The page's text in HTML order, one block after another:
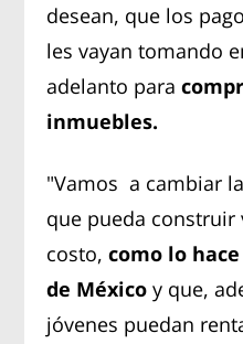
desean, que los
les vayan tomando
adelanto para
inmuebles.
"Vamos a cambiar
que pueda construir
costo,como lo
de México y que,
jóvenes puedan